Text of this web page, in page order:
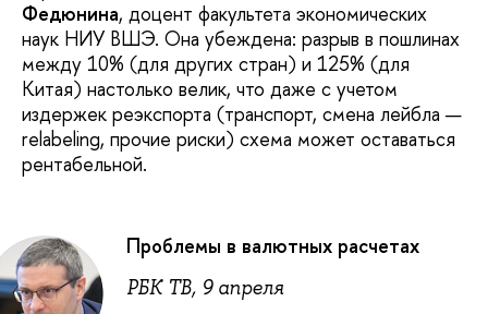
Федюнина, доцент факультета экономических
наук НИУ ВШЭ. Она убеждена: разрыв в пошлинах
между 10% (для других стран) и 125% (для
Китая) настолько велик, что даже с учетом
издержек реэкспорта (транспорт, смена лейбла —
relabeling, прочие риски) схема может оставаться
рентабельной.
Проблемы в валютных расчетах
РБК ТВ, 9 апреля